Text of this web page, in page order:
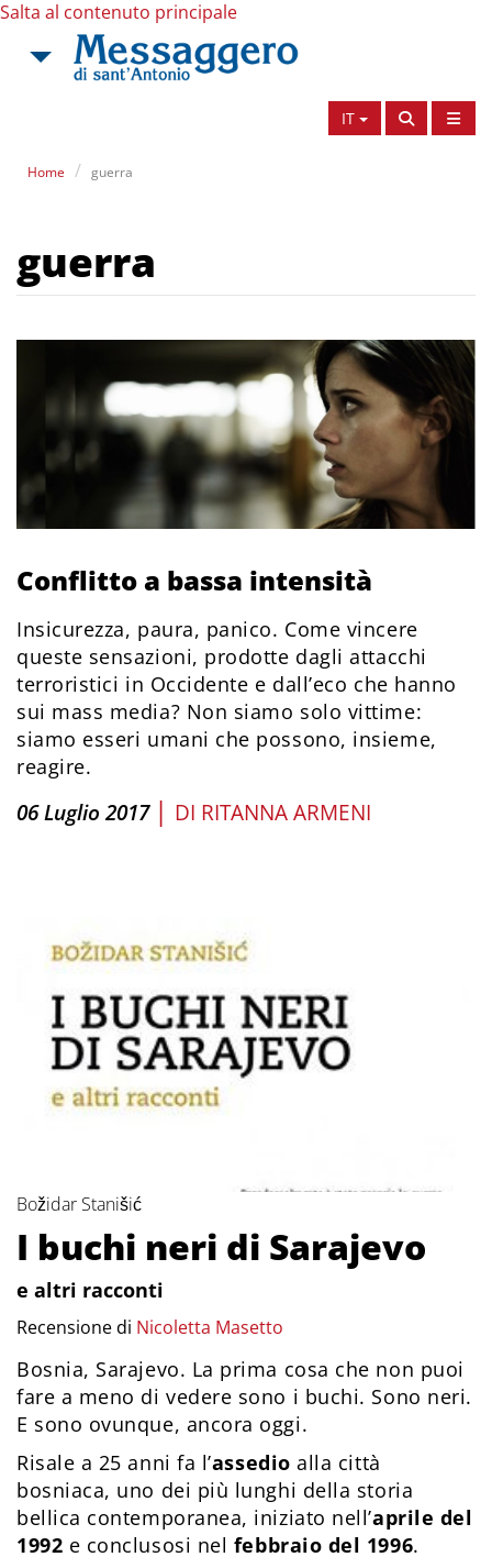
Salta al contenuto principale
IT
Home guerra
guerra
Conflitto a bassa intensità
Insicurezza, paura, panico. Come vincere
queste sensazioni, prodotte dagli attacchi
terroristici in Occidente e dall’eco che hanno
sui mass media? Non siamo solo vittime:
siamo esseri umani che possono, insieme,
reagire.
06 Luglio 2017 | DI RITANNA ARMENI
Božidar Stanišić
I buchi neri di Sarajevo
e altri racconti
Recensione di Nicoletta Masetto
Bosnia, Sarajevo. La prima cosa che non puoi
fare a meno di vedere sono i buchi. Sono neri.
E sono ovunque, ancora oggi.
Risale a 25 anni fa l’assedio alla città
bosniaca, uno dei più lunghi della storia
bellica contemporanea, iniziato nell’aprile del
1992 e conclusosi nel febbraio del 1996.